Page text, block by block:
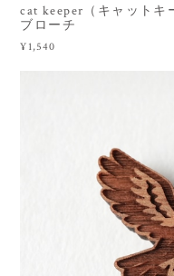
cat keeper（キャットキ
ブローチ
¥1,540